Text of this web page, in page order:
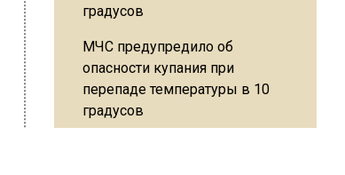
МЧС предупредило об
опасности купания при
перепаде температуры в 10
градусов